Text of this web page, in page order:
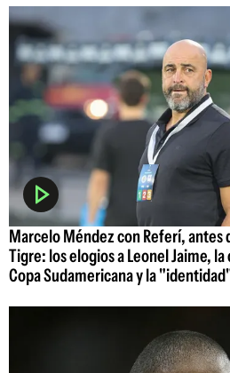
Marcelo Méndez con Referí, antes
Tigre: los elogios a Leonel Jaime,
Copa Sudamericana y la